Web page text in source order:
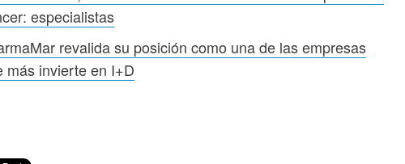
especialistas
revalida su posición como una de las empresas
más invierte en I+D